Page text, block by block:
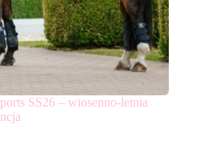
SS26 – wiosenno-letnia